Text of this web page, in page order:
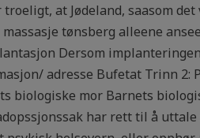
troeligt, at Jødeland, saasom
tønsberg alleene
Dersom
adresse Bufetat Trinn 2:
biologiske mor Barnets
har rett til å